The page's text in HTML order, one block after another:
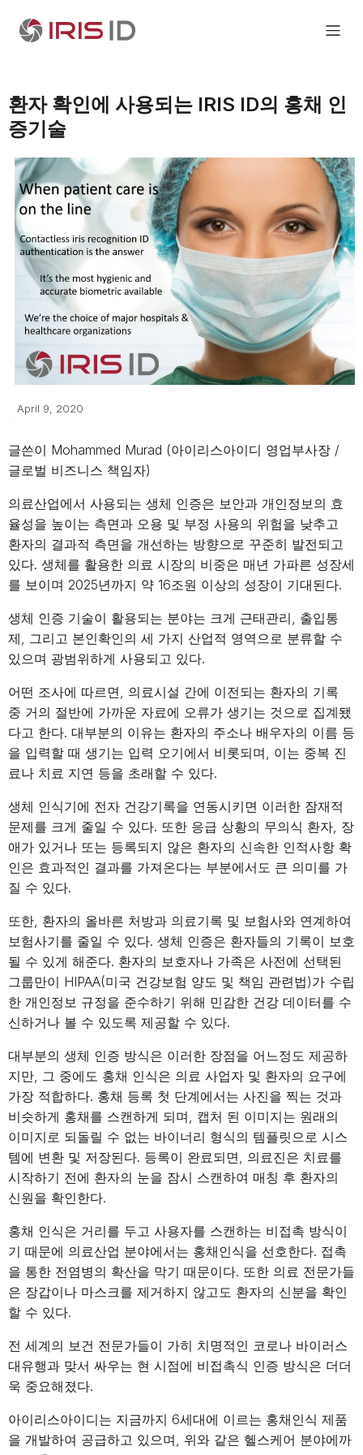
환자 확인에 사용되는 IRIS ID의 홍채 인
증기술
April 9, 2020
글쓴이 Mohammed Murad (아이리스아이디 영업부사장 /
글로벌 비즈니스 책임자)
의료산업에서 사용되는 생체 인증은 보안과 개인정보의 효
율성을 높이는 측면과 오용 및 부정 사용의 위험을 낮추고
환자의 결과적 측면을 개선하는 방향으로 꾸준히 발전되고
있다. 생체를 활용한 의료 시장의 비중은 매년 가파른 성장세
를 보이며 2025년까지 약 16조원 이상의 성장이 기대된다.
생체 인증 기술이 활용되는 분야는 크게 근태관리, 출입통
제, 그리고 본인확인의 세 가지 산업적 영역으로 분류할 수
있으며 광범위하게 사용되고 있다.
어떤 조사에 따르면, 의료시설 간에 이전되는 환자의 기록
중 거의 절반에 가까운 자료에 오류가 생기는 것으로 집계됐
다고 한다. 대부분의 이유는 환자의 주소나 배우자의 이름 등
을 입력할 때 생기는 입력 오기에서 비롯되며, 이는 중복 진
료나 치료 지연 등을 초래할 수 있다.
생체 인식기에 전자 건강기록을 연동시키면 이러한 잠재적
문제를 크게 줄일 수 있다. 또한 응급 상황의 무의식 환자, 장
애가 있거나 또는 등록되지 않은 환자의 신속한 인적사항 확
인은 효과적인 결과를 가져온다는 부분에서도 큰 의미를 가
질 수 있다.
또한, 환자의 올바른 처방과 의료기록 및 보험사와 연계하여
보험사기를 줄일 수 있다. 생체 인증은 환자들의 기록이 보호
될 수 있게 해준다. 환자의 보호자나 가족은 사전에 선택된
그룹만이 HIPAA(미국 건강보험 양도 및 책임 관련법)가 수립
한 개인정보 규정을 준수하기 위해 민감한 건강 데이터를 수
신하거나 볼 수 있도록 제공할 수 있다.
대부분의 생체 인증 방식은 이러한 장점을 어느정도 제공하
지만, 그 중에도 홍채 인식은 의료 사업자 및 환자의 요구에
가장 적합하다. 홍채 등록 첫 단계에서는 사진을 찍는 것과
비슷하게 홍채를 스캔하게 되며, 캡처 된 이미지는 원래의
이미지로 되돌릴 수 없는 바이너리 형식의 템플릿으로 시스
템에 변환 및 저장된다. 등록이 완료되면, 의료진은 치료를
시작하기 전에 환자의 눈을 잠시 스캔하여 매칭 후 환자의
신원을 확인한다.
홍채 인식은 거리를 두고 사용자를 스캔하는 비접촉 방식이
기 때문에 의료산업 분야에서는 홍채인식을 선호한다. 접촉
을 통한 전염병의 확산을 막기 때문이다. 또한 의료 전문가들
은 장갑이나 마스크를 제거하지 않고도 환자의 신분을 확인
할 수 있다.
전 세계의 보건 전문가들이 가히 치명적인 코로나 바이러스
대유행과 맞서 싸우는 현 시점에 비접촉식 인증 방식은 더더
욱 중요해졌다.
아이리스아이디는 지금까지 6세대에 이르는 홍채인식 제품
을 개발하여 공급하고 있으며, 위와 같은 헬스케어 분야에까